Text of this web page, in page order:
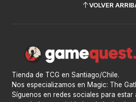
VOLVER
Tienda de TCG en Santiago/Chile.
Nos especializamos en Magic: The
Síguenos en redes sociales para estar